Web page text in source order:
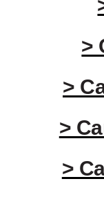
>
>
>
>